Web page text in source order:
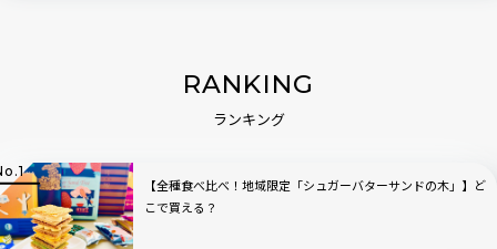
RANKING
ランキング
【全種食べ比べ！地域限定「シュガーバターサンドの木」】ど
こで買える？